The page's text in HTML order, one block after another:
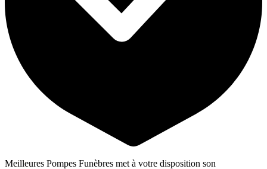
Meilleures Pompes Funèbres met à votre disposition son